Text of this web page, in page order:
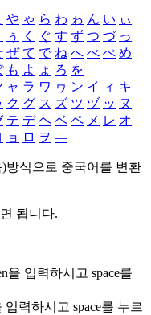
や ゃ ら わ ゎ ん い ぃ
ぅ く ぐ す ず つ づ っ
ぜ て で ね へ べ ぺ め
も よ ょ ろ を
ャ ラ ワ ヮ ン イ ィ キ
ク グ ス ズ ツ ヅ ッ ヌ
テ デ ヘ ベ ペ メ レ オ
ョ ロ ヲ ―
방식으로 중국어를 변환
됩니다.
을 입력하시고 space를
입력하시고 space를 누르